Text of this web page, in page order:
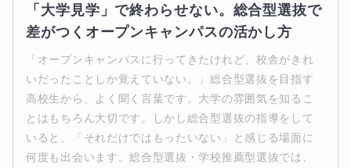
「大学見学」で終わらせない。総合型選抜で
差がつくオープンキャンパスの活かし方
「オープンキャンパスに行ってきたけれど、校舎がきれ
いだったことしか覚えていない。」総合型選抜を目指す
高校生から、よく聞く言葉です。大学の雰囲気を知るこ
とはもちろん大切です。しかし総合型選抜の指導をして
いると、「それだけではもったいない」と感じる場面に
何度も出会います。総合型選抜・学校推薦型選抜では、